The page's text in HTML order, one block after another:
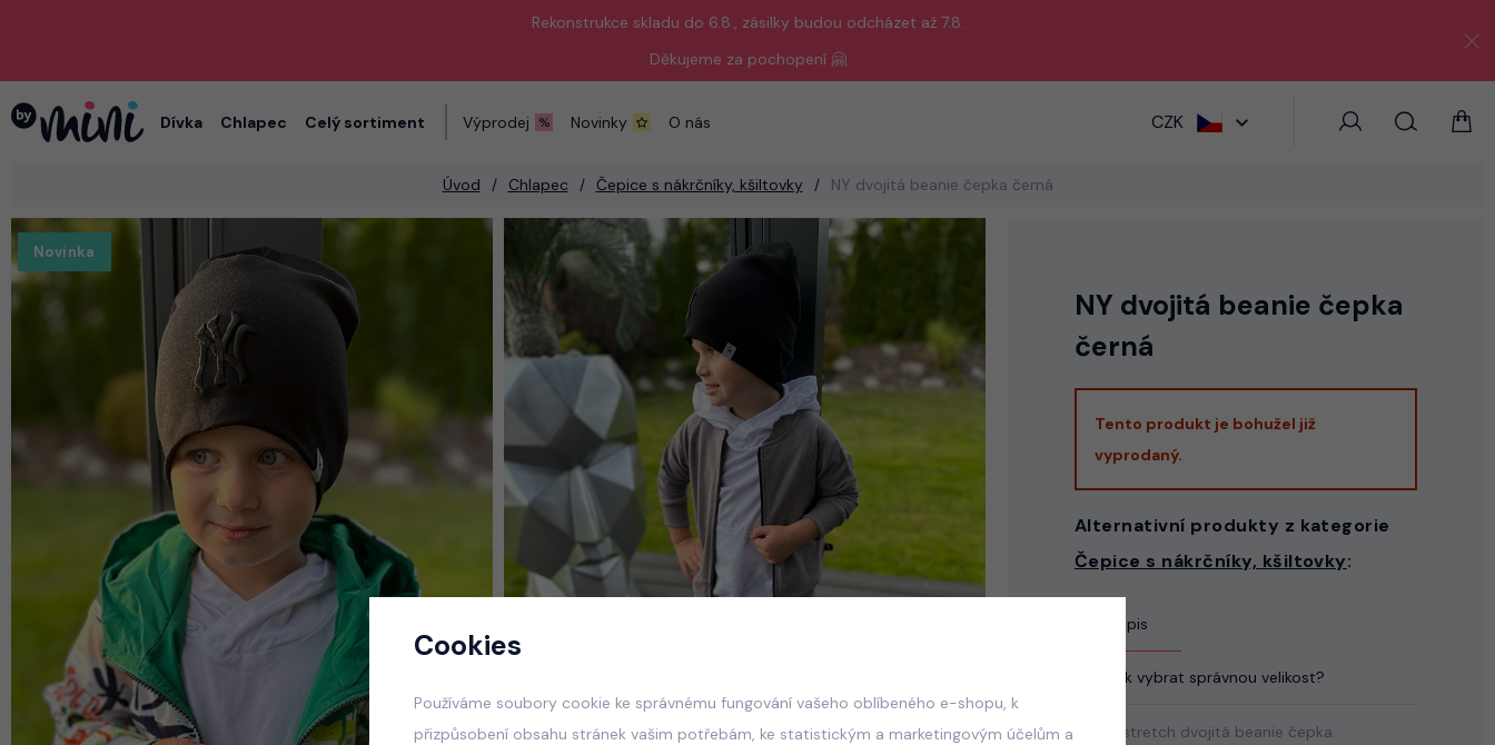
Rekonstrukce skladu do 6.8., zásilky budou odcházet až 7.8.
Děkujeme za pochopení 🤗
Dívka Chlapec Celý sortiment Výprodej Novinky O nás CZK
Úvod Chlapec Čepice s nákrčníky, kšiltovky NY dvojitá beanie čepka černá
Novinka
NY dvojitá beanie čepka
černá
Tento produkt je bohužel již
vyprodaný.
Alternativní produkty z kategorie
Čepice s nákrčníky, kšiltovky:
Popis
Jak vybrat správnou velikost?
Černá stretch dvojitá beanie čepka.
Cookies
Používáme soubory cookie ke správnému fungování vašeho oblíbeného e-shopu, k
přizpůsobení obsahu stránek vašim potřebám, ke statistickým a marketingovým účelům a